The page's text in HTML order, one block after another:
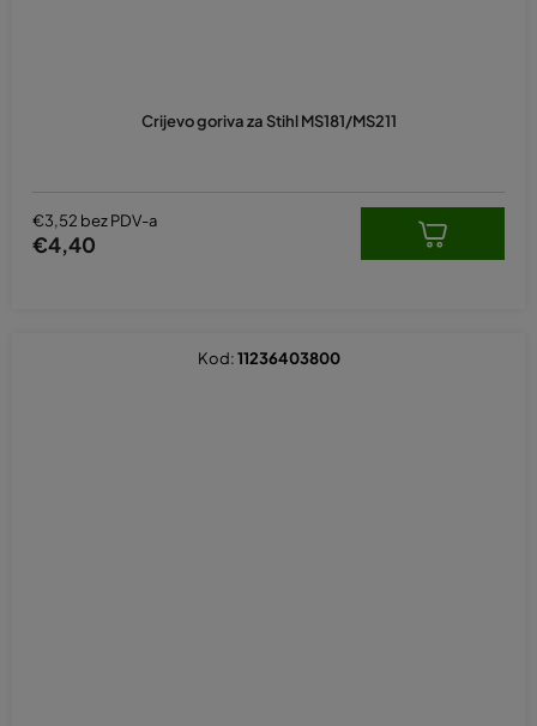
Crijevo goriva za Stihl MS181/MS211
proizvoda
€3,52 bez PDV-a
€4,40
Kod:11236403800